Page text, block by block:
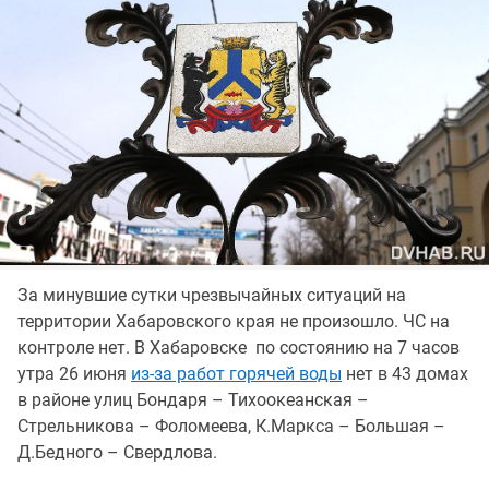
За минувшие сутки чрезвычайных ситуаций на
территории Хабаровского края не произошло. ЧС на
контроле нет. В Хабаровске по состоянию на 7 часов
утра 26 июня из-за работ горячей воды нет в 43 домах
в районе улиц Бондаря – Тихоокеанская –
Стрельникова – Фоломеева, К.Маркса – Большая –
Д.Бедного – Свердлова.